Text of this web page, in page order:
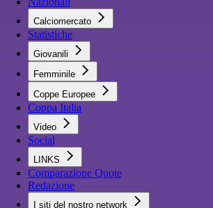
Calciomercato
Statistiche
Giovanili
Femminile
Coppe Europee
Coppa Italia
Video
Social
LINKS
Comparazione Quote
Redazione
I siti del nostro network